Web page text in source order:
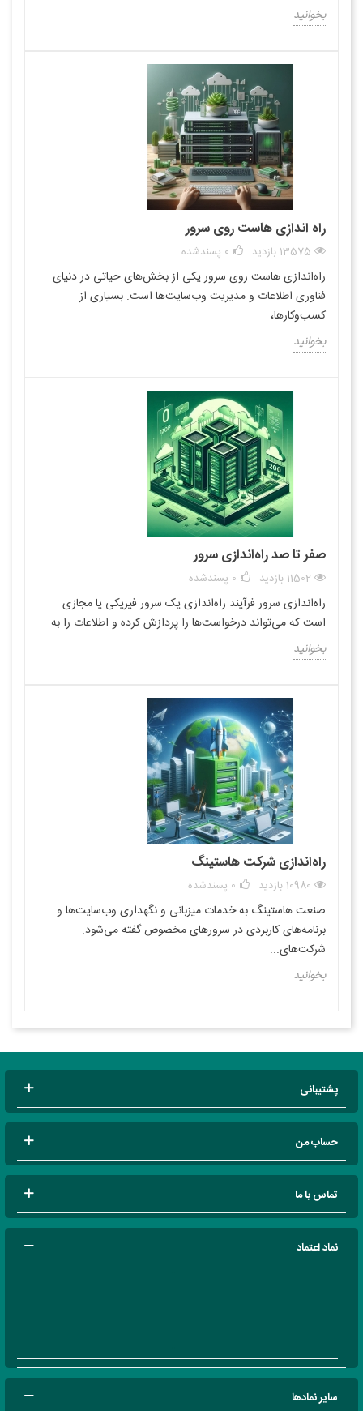
بخوانید
راه اندازی هاست روی سرور
13575 بازدید 0 پسندشده
راه‌اندازی هاست روی سرور یکی از بخش‌های حیاتی در دنیای
فناوری اطلاعات و مدیریت وب‌سایت‌ها است. بسیاری از
کسب‌وکارها،...
بخوانید
صفر تا صد راه‌اندازی سرور
11502 بازدید 0 پسندشده
راه‌اندازی سرور فرآیند راه‌اندازی یک سرور فیزیکی یا مجازی
است که می‌تواند درخواست‌ها را پردازش کرده و اطلاعات را به...
بخوانید
راه‌اندازی شرکت هاستینگ
10980 بازدید 0 پسندشده
صنعت هاستینگ به خدمات میزبانی و نگهداری وب‌سایت‌ها و
برنامه‌های کاربردی در سرورهای مخصوص گفته می‌شود.
شرکت‌های...
بخوانید
پشتیبانی
حساب من
تماس با ما
نماد اعتماد
سایر نمادها